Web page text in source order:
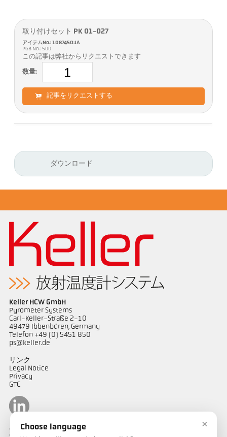
取り付けセット PK 01-027
アイテムNo.: 1087450:JA
PGB No.: 500
この記事は弊社からリクエストできます
数量:
記事をリクエストする
ダウンロード
Keller HCW GmbH
Pyrometer Systems
Carl-Keller-Straße 2-10
49479 Ibbenbüren, Germany
Telefon +49 (0) 5451 850
ps@keller.de
リンク
Legal Notice
Privacy
GTC
ケラーパイロメータージャパン
×
Choose language